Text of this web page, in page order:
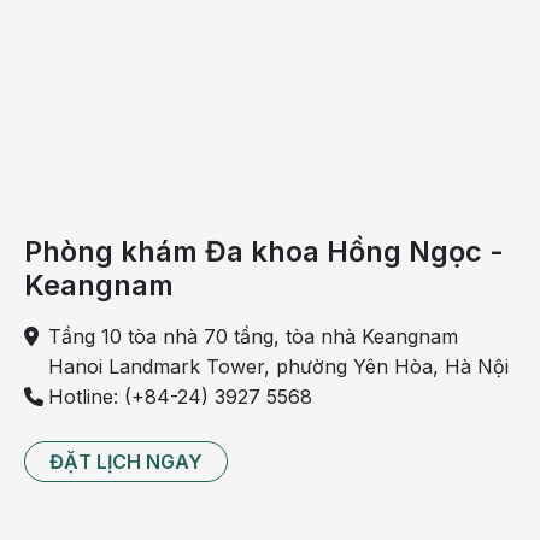
Bệnh hoang tưởng ở người già còn khiến bệnh nhân
mắc các chứng rối loạn hỗn hợp. Bệnh nhân có thể
mắc trên 2 rối loạn như đã liệt kê ở trên.
Phòng khám Đa khoa Hồng Ngọc -
Keangnam
Tầng 10 tòa nhà 70 tầng, tòa nhà Keangnam
Hanoi Landmark Tower, phường Yên Hòa, Hà Nội
Hotline: (+84-24) 3927 5568
ĐẶT LỊCH NGAY